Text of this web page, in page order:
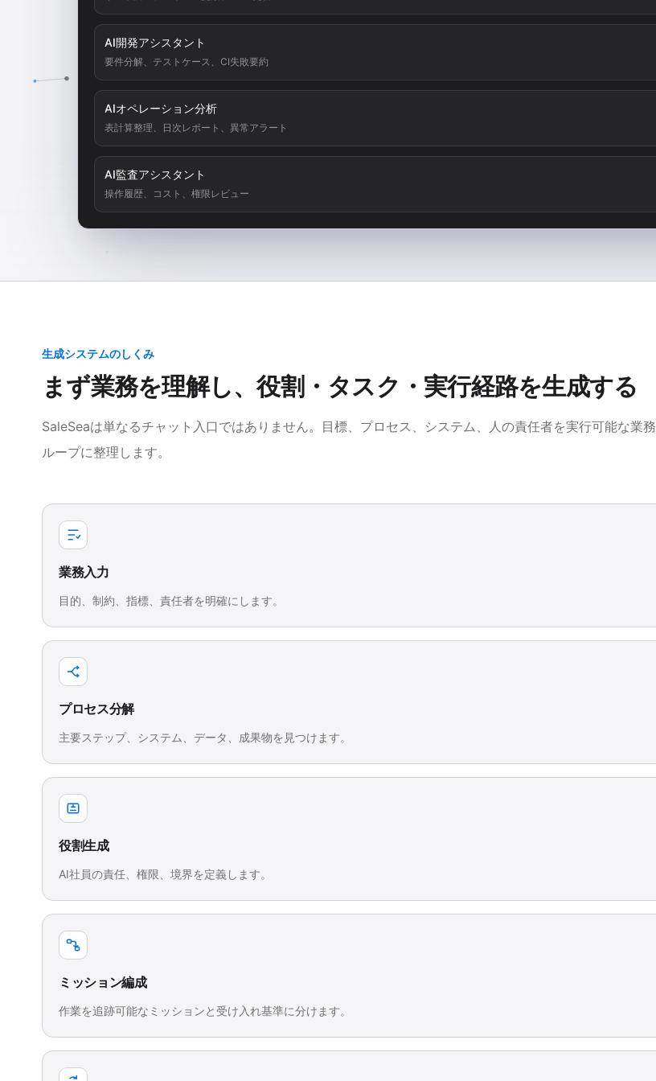
AI開発アシスタント
要件分解、テストケース、CI失敗要約
AIオペレーション分析
表計算整理、日次レポート、異常アラート
AI監査アシスタント
操作履歴、コスト、権限レビュー
生成システムのしくみ
まず業務を理解し、役割・タスク・実行経路を生成する
SaleSeaは単なるチャット入口ではありません。目標、プロセス、システム、人の責任者を実行可能な業務
ループに整理します。
業務入力
目的、制約、指標、責任者を明確にします。
プロセス分解
主要ステップ、システム、データ、成果物を見つけます。
役割生成
AI社員の責任、権限、境界を定義します。
ミッション編成
作業を追跡可能なミッションと受け入れ基準に分けます。